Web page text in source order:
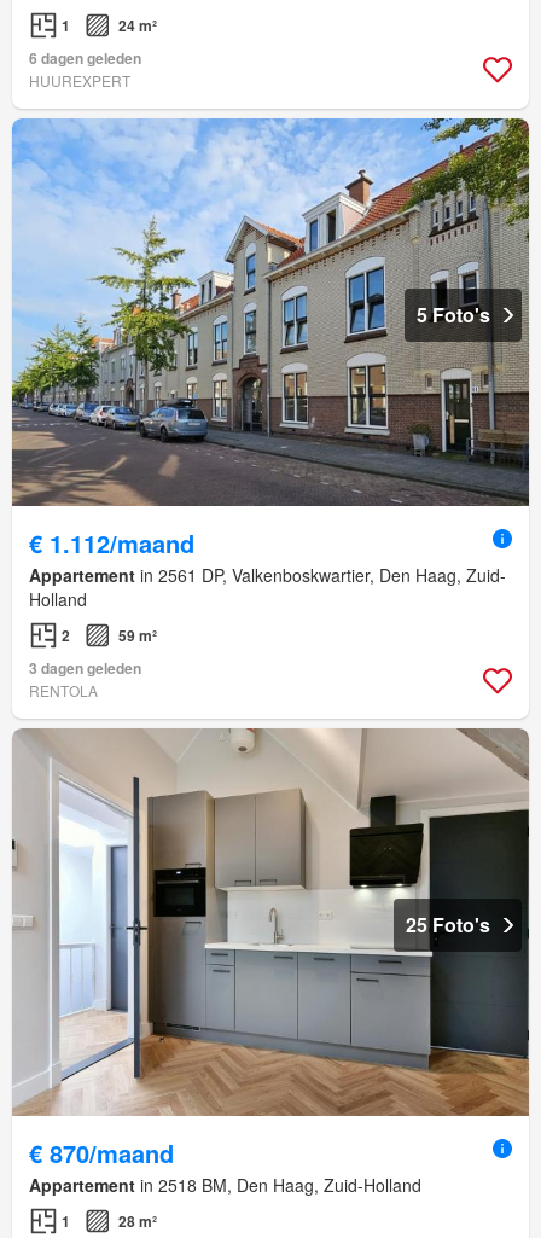
1
24 m²
6 dagen geleden
HUUREXPERT
5 Foto's
€ 1.112/maand
Appartement in 2561 DP, Valkenboskwartier, Den Haag, Zuid-
Holland
2
59 m²
3 dagen geleden
RENTOLA
25 Foto's
€ 870/maand
Appartement in 2518 BM, Den Haag, Zuid-Holland
1
28 m²